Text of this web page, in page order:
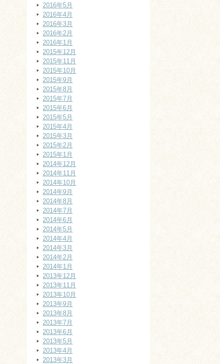
2016年5月
2016年4月
2016年3月
2016年2月
2016年1月
2015年12月
2015年11月
2015年10月
2015年9月
2015年8月
2015年7月
2015年6月
2015年5月
2015年4月
2015年3月
2015年2月
2015年1月
2014年12月
2014年11月
2014年10月
2014年9月
2014年8月
2014年7月
2014年6月
2014年5月
2014年4月
2014年3月
2014年2月
2014年1月
2013年12月
2013年11月
2013年10月
2013年9月
2013年8月
2013年7月
2013年6月
2013年5月
2013年4月
2013年3月